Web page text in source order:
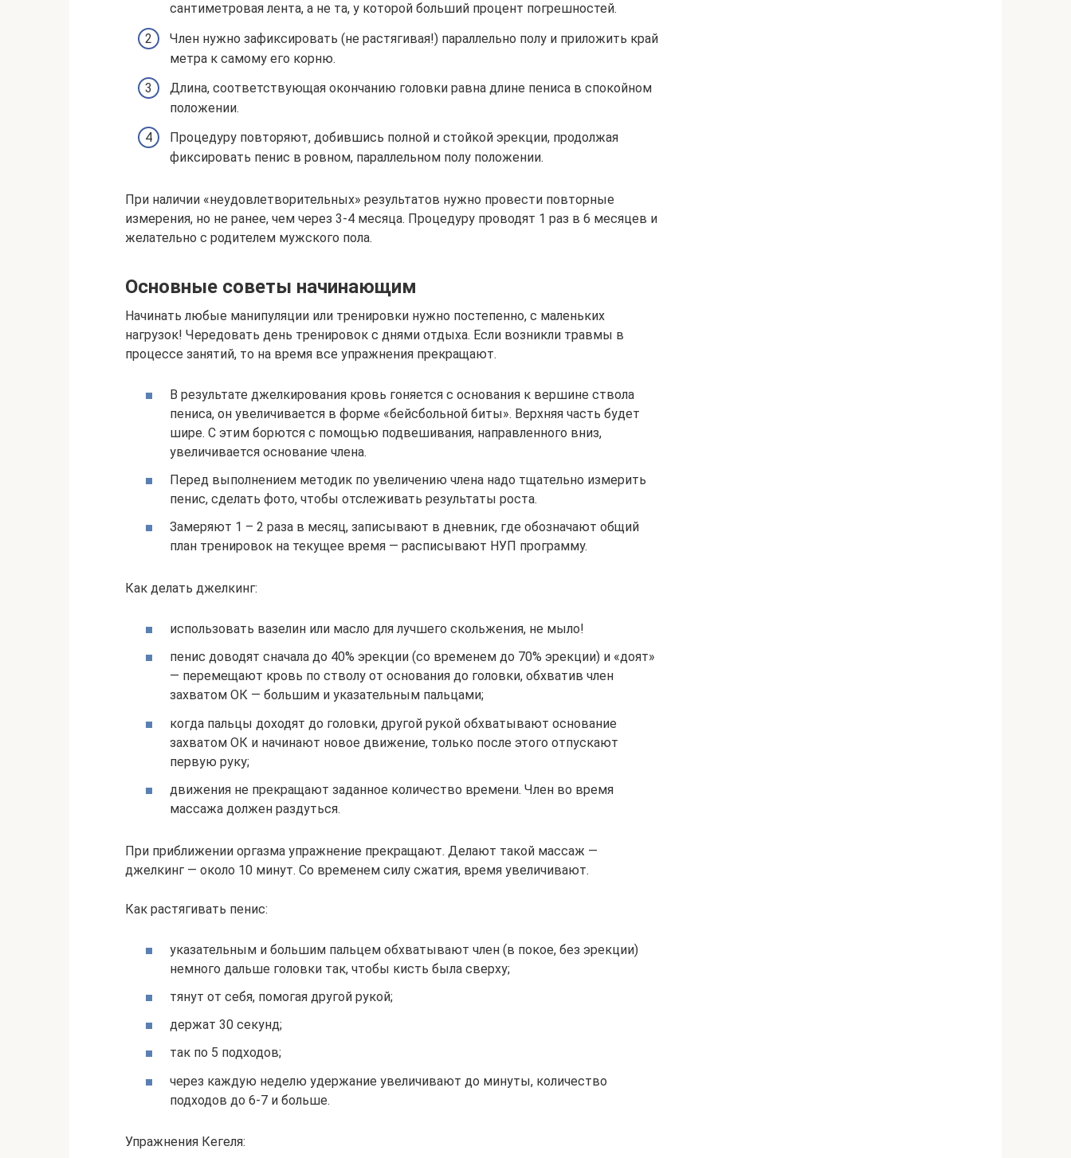
сантиметровая лента, а не та, у которой больший процент погрешностей.
Член нужно зафиксировать (не растягивая!) параллельно полу и приложить край
метра к самому его корню.
Длина, соответствующая окончанию головки равна длине пениса в спокойном
положении.
Процедуру повторяют, добившись полной и стойкой эрекции, продолжая
фиксировать пенис в ровном, параллельном полу положении.
При наличии «неудовлетворительных» результатов нужно провести повторные
измерения, но не ранее, чем через 3-4 месяца. Процедуру проводят 1 раз в 6 месяцев и
желательно с родителем мужского пола.
Основные советы начинающим
Начинать любые манипуляции или тренировки нужно постепенно, с маленьких
нагрузок! Чередовать день тренировок с днями отдыха. Если возникли травмы в
процессе занятий, то на время все упражнения прекращают.
В результате джелкирования кровь гоняется с основания к вершине ствола
пениса, он увеличивается в форме «бейсбольной биты». Верхняя часть будет
шире. С этим борются с помощью подвешивания, направленного вниз,
увеличивается основание члена.
Перед выполнением методик по увеличению члена надо тщательно измерить
пенис, сделать фото, чтобы отслеживать результаты роста.
Замеряют 1 – 2 раза в месяц, записывают в дневник, где обозначают общий
план тренировок на текущее время — расписывают НУП программу.
Как делать джелкинг:
использовать вазелин или масло для лучшего скольжения, не мыло!
пенис доводят сначала до 40% эрекции (со временем до 70% эрекции) и «доят»
— перемещают кровь по стволу от основания до головки, обхватив член
захватом ОК — большим и указательным пальцами;
когда пальцы доходят до головки, другой рукой обхватывают основание
захватом ОК и начинают новое движение, только после этого отпускают
первую руку;
движения не прекращают заданное количество времени. Член во время
массажа должен раздуться.
При приближении оргазма упражнение прекращают. Делают такой массаж —
джелкинг — около 10 минут. Со временем силу сжатия, время увеличивают.
Как растягивать пенис:
указательным и большим пальцем обхватывают член (в покое, без эрекции)
немного дальше головки так, чтобы кисть была сверху;
тянут от себя, помогая другой рукой;
держат 30 секунд;
так по 5 подходов;
через каждую неделю удержание увеличивают до минуты, количество
подходов до 6-7 и больше.
Упражнения Кегеля: